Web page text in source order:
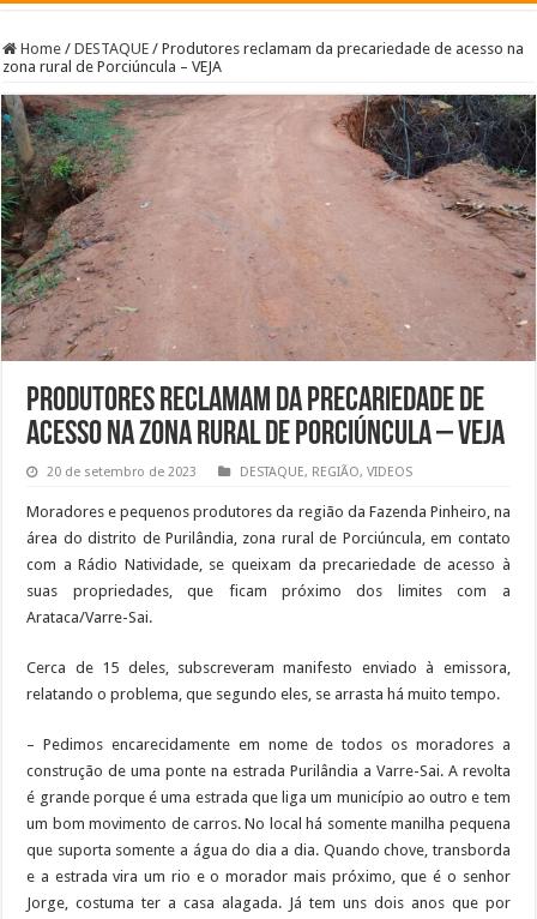
Home / DESTAQUE / Produtores reclamam da precariedade de acesso na
zona rural de Porciúncula – VEJA
Produtores reclamam da precariedade de
acesso na zona rural de Porciúncula – VEJA
20 de setembro de 2023 DESTAQUE, REGIÃO,VIDEOS
Moradores e pequenos produtores da região da Fazenda Pinheiro, na
área do distrito de Purilândia, zona rural de Porciúncula, em contato
com a Rádio Natividade, se queixam da precariedade de acesso à
suas propriedades, que ficam próximo dos limites com a
Arataca/Varre-Sai.
Cerca de 15 deles, subscreveram manifesto enviado à emissora,
relatando o problema, que segundo eles, se arrasta há muito tempo.
– Pedimos encarecidamente em nome de todos os moradores a
construção de uma ponte na estrada Purilândia a Varre-Sai. A revolta
é grande porque é uma estrada que liga um município ao outro e tem
um bom movimento de carros. No local há somente manilha pequena
que suporta somente a água do dia a dia. Quando chove, transborda
e a estrada vira um rio e o morador mais próximo, que é o senhor
Jorge, costuma ter a casa alagada. Já tem uns dois anos que por